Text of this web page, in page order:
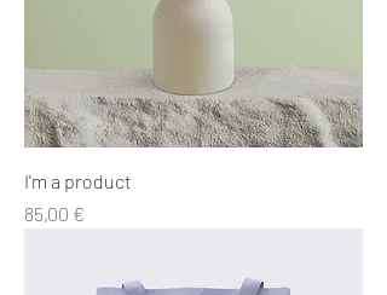
I'm a product
Precio
85,00 €